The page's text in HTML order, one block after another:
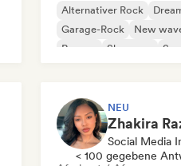
Alternativer Rock
Garage-Rock
New
Reggae
Shoegaze
NEU
Zhakira
Social Media
< 100 gegebene